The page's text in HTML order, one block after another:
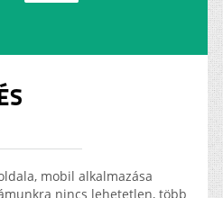
mobil alkalmazása
nincs lehetetlen, több